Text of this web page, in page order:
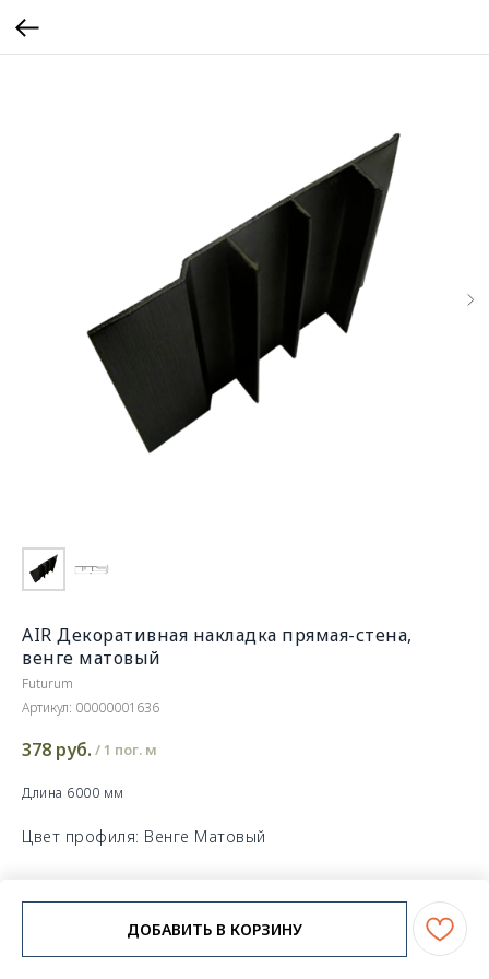
AIR Декоративная накладка прямая-стена,
венге матовый
Futurum
Артикул: 00000001636
378 руб. /1 пог. м
ДОБАВИТЬ В КОРЗИНУ
Длина 6000 мм
Цвет профиля: Венге Матовый